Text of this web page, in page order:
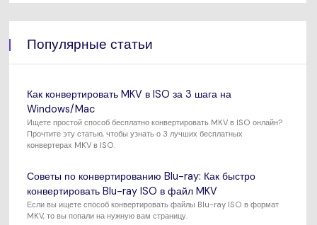
Популярные статьи
Как конвертировать MKV в ISO за 3 шага на
Windows/Mac
Ищете простой способ бесплатно конвертировать MKV в ISO онлайн?
Прочтите эту статью, чтобы узнать о 3 лучших бесплатных
конвертерах MKV в ISO.
Советы по конвертированию Blu-ray: Как быстро
конвертировать Blu-ray ISO в файл MKV
Если вы ищете способ конвертировать файлы Blu-ray ISO в формат
MKV, то вы попали на нужную вам страницу.